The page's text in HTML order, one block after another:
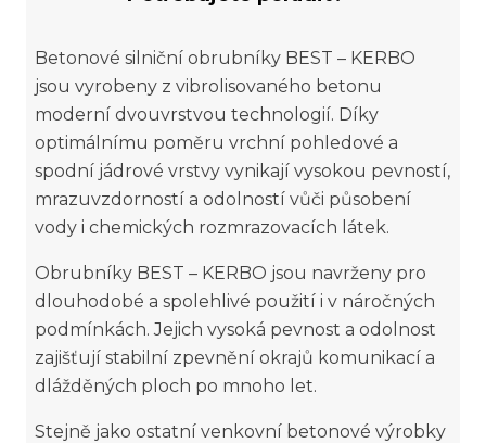
Betonové silniční obrubníky BEST – KERBO
jsou vyrobeny z vibrolisovaného betonu
moderní dvouvrstvou technologií. Díky
optimálnímu poměru vrchní pohledové a
spodní jádrové vrstvy vynikají vysokou pevností,
mrazuvzdorností a odolností vůči působení
vody i chemických rozmrazovacích látek.
Obrubníky BEST – KERBO jsou navrženy pro
dlouhodobé a spolehlivé použití i v náročných
podmínkách. Jejich vysoká pevnost a odolnost
zajišťují stabilní zpevnění okrajů komunikací a
dlážděných ploch po mnoho let.
Stejně jako ostatní venkovní betonové výrobky